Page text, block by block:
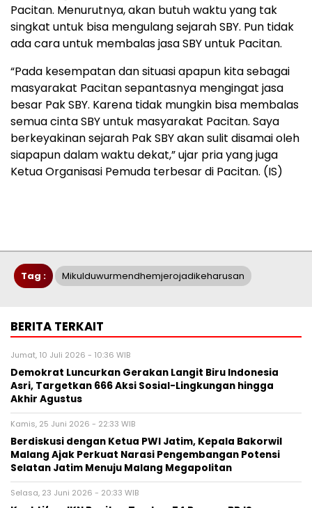
Pacitan. Menurutnya, akan butuh waktu yang tak
singkat untuk bisa mengulang sejarah SBY. Pun tidak
ada cara untuk membalas jasa SBY untuk Pacitan.
“Pada kesempatan dan situasi apapun kita sebagai
masyarakat Pacitan sepantasnya mengingat jasa
besar Pak SBY. Karena tidak mungkin bisa membalas
semua cinta SBY untuk masyarakat Pacitan. Saya
berkeyakinan sejarah Pak SBY akan sulit disamai oleh
siapapun dalam waktu dekat,” ujar pria yang juga
Ketua Organisasi Pemuda terbesar di Pacitan. (IS)
Tag : Mikulduwurmendhemjerojadikeharusan
BERITA TERKAIT
Jumat, 10 Juli 2026 - 10:36 WIB
Demokrat Luncurkan Gerakan Langit Biru Indonesia
Asri, Targetkan 666 Aksi Sosial-Lingkungan hingga
Akhir Agustus
Kamis, 25 Juni 2026 - 22:33 WIB
Berdiskusi dengan Ketua PWI Jatim, Kepala Bakorwil
Malang Ajak Perkuat Narasi Pengembangan Potensi
Selatan Jatim Menuju Malang Megapolitan
Selasa, 23 Juni 2026 - 20:33 WIB